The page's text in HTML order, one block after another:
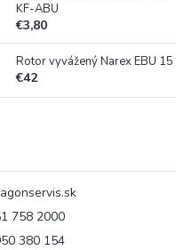
KF-ABU
€3,80
Rotor vyvážený Narex EBU 15
€42
758 2000
380 154